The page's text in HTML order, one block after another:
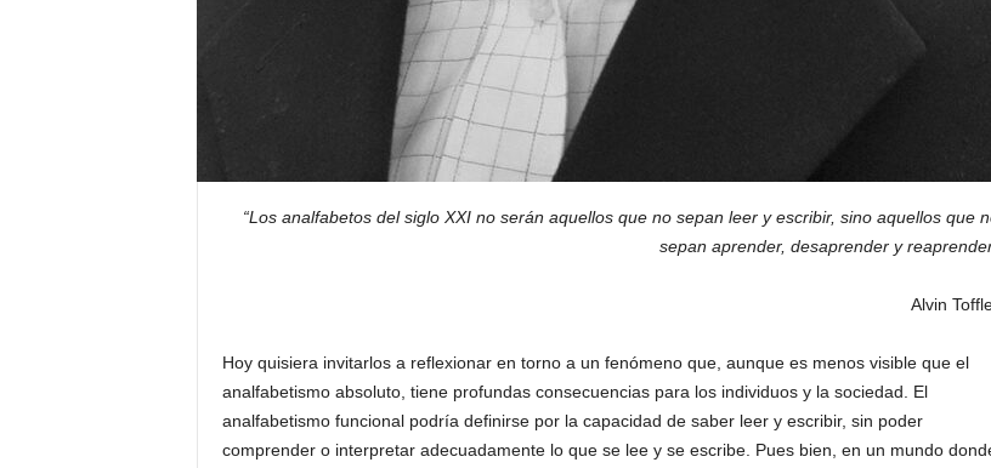
“Los analfabetos del siglo XXI no serán aquellos que no sepan leer y escribir, sino aquellos que
sepan aprender, desaprender y
Alvin
Hoy quisiera invitarlos a reflexionar en torno a un fenómeno que, aunque es menos visible que el
analfabetismo absoluto, tiene profundas consecuencias para los individuos y la sociedad. El
analfabetismo funcional podría definirse por la capacidad de saber leer y escribir, sin poder
comprender o interpretar adecuadamente lo que se lee y se escribe. Pues bien, en un mundo